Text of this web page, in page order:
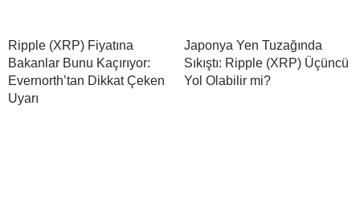
Ripple (XRP) Fiyatına
Bakanlar Bunu Kaçırıyor:
Evernorth’tan Dikkat Çeken
Uyarı
Japonya Yen Tuzağında
Sıkıştı: Ripple (XRP) Üçüncü
Yol Olabilir mi?